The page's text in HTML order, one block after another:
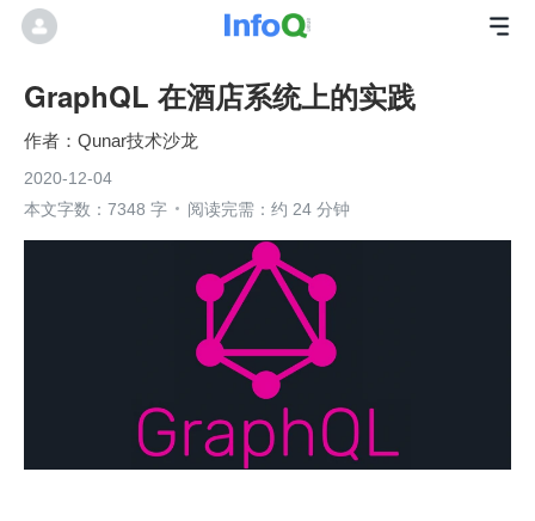
GraphQL 在酒店系统上的实践
Qunar技术沙龙
2020-12-04
本文字数：7348 字
阅读完需：约 24 分钟